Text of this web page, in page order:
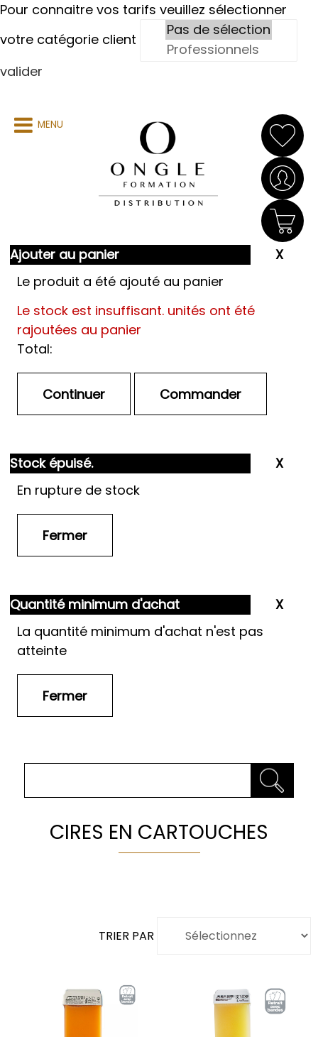
Pour connaitre vos tarifs veuillez sélectionner
votre catégorie client
valider
MENU
Ajouter au panier
Le produit a été ajouté au panier
Le stock est insuffisant. unités ont été
rajoutées au panier
Total:
Stock épuisé.
En rupture de stock
Quantité minimum d'achat
La quantité minimum d'achat n'est pas
atteinte
CIRES EN CARTOUCHES
TRIER PAR